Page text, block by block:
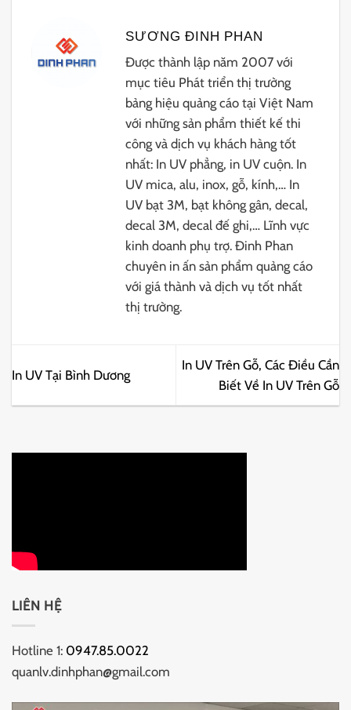
SƯƠNG ĐINH PHAN
Được thành lập năm 2007 với
mục tiêu Phát triển thị trường
bảng hiệu quảng cáo tại Việt Nam
với những sản phẩm thiết kế thi
công và dịch vụ khách hàng tốt
nhất: In UV phẳng, in UV cuộn. In
UV mica, alu, inox, gỗ, kính,… In
UV bạt 3M, bạt không gân, decal,
decal 3M, decal đế ghi,… Lĩnh vực
kinh doanh phụ trợ. Đinh Phan
chuyên in ấn sản phẩm quảng cáo
với giá thành và dịch vụ tốt nhất
thị trường.
In UV Tại Bình Dương
In UV Trên Gỗ, Các Điều Cần
Biết Về In UV Trên Gỗ
LIÊN HỆ
Hotline 1: 0947.85.0022
quanlv.dinhphan@gmail.com